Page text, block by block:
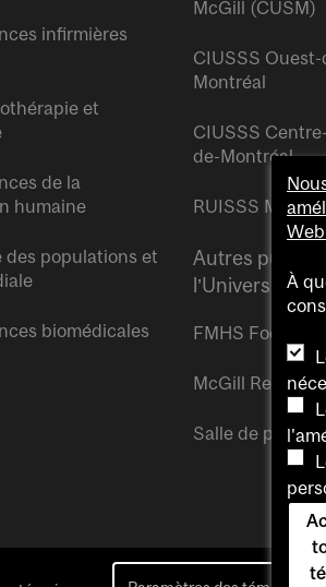
infirmières
et
de la
humaine
des populations et
biomédicales
McGill (CUSM)
CIUSSS Ouest-
Montréal
CIUSSS
de-Montréal
RUISSS McGill
Autres
l’Université
FMHS Focus
McGill Reporter
Salle de presse
À